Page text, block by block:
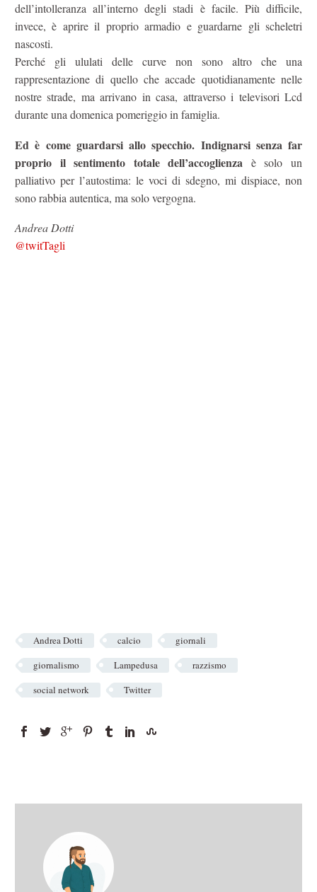
dell’intolleranza all’interno degli stadi è facile. Più difficile,
invece, è aprire il proprio armadio e guardarne gli scheletri
nascosti.
Perché gli ululati delle curve non sono altro che una
rappresentazione di quello che accade quotidianamente nelle
nostre strade, ma arrivano in casa, attraverso i televisori Lcd
durante una domenica pomeriggio in famiglia.
Ed è come guardarsi allo specchio. Indignarsi senza far
proprio il sentimento totale dell’accoglienza è solo un
palliativo per l’autostima: le voci di sdegno, mi dispiace, non
sono rabbia autentica, ma solo vergogna.
Andrea Dotti
@twitTagli
Andrea Dotti calcio
giornali
giornalismo
Lampedusa
razzismo
social network
Twitter